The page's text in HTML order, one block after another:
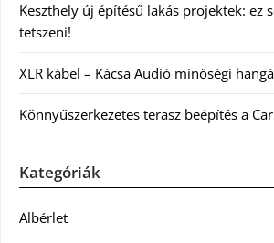
Keszthely új építésű lakás projektek: ez
tetszeni!
XLR kábel – Kácsa Audió minőségi
Könnyűszerkezetes terasz beépítés a
Kategóriák
Albérlet